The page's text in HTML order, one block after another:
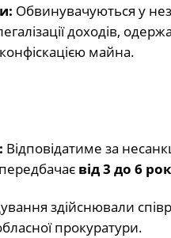
Обвинувачуються у
доходів,
майна.
Відповідатиме за
від 3 до 6
здійснювали
прокуратури.